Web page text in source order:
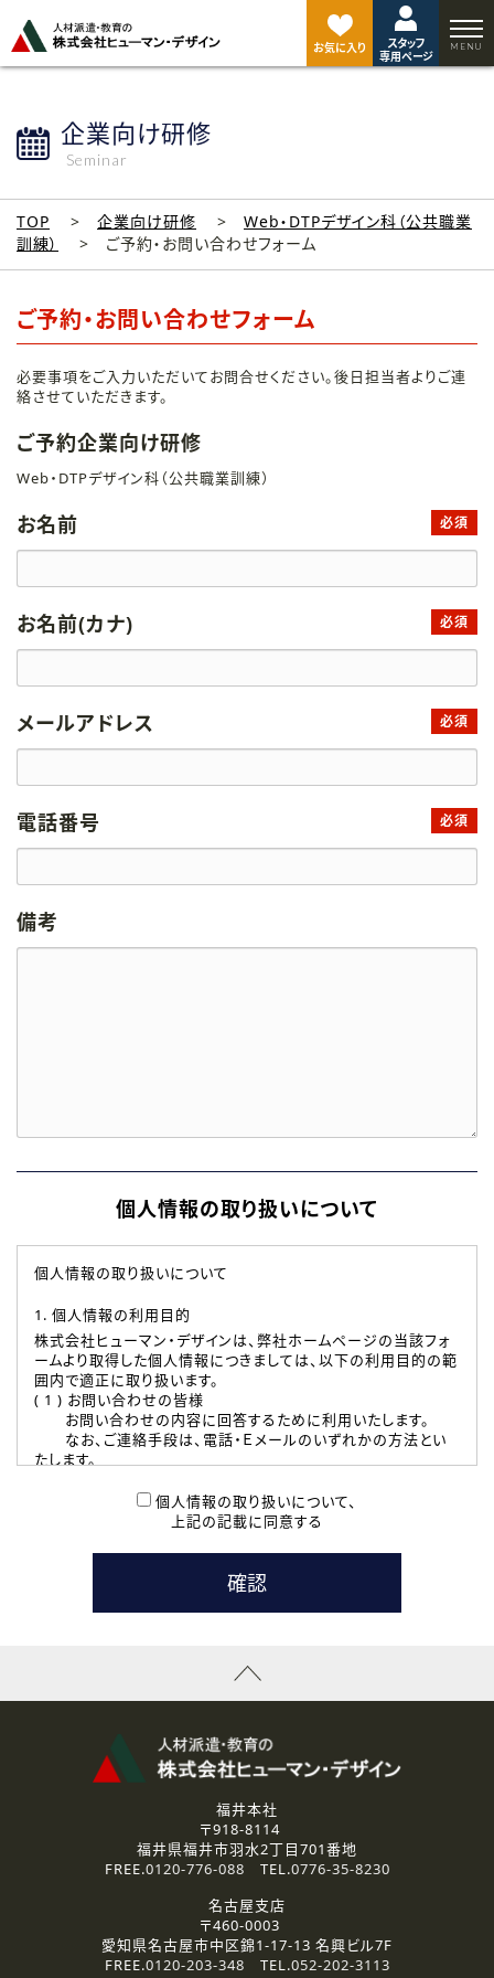
お気に入り
スタッフ
専用ページ
企業向け研修
Seminar
TOP 企業向け研修
Web・DTPデザイン科（公共職業
訓練）
ご予約・お問い合わせフォーム
ご予約・お問い合わせフォーム
必要事項をご入力いただいてお問合せください。後日担当者よりご連
絡させていただきます。
ご予約企業向け研修
Web・DTPデザイン科（公共職業訓練）
お名前 必須
お名前(カナ) 必須
メールアドレス 必須
電話番号 必須
備考
個人情報の取り扱いについて
個人情報の取り扱いについて
1. 個人情報の利用目的
株式会社ヒューマン・デザインは、弊社ホームページの当該フォ
ームより取得した個人情報につきましては、以下の利用目的の範
囲内で適正に取り扱います。
( 1 ) お問い合わせの皆様
お問い合わせの内容に回答するために利用いたします。
なお、ご連絡手段は、電話・Ｅメールのいずれかの方法とい
たします。
本登録に関するご連絡および本登録時の参考情報として利
たします。
( 3 ) スタッフ派遣を検討されている企業の皆様
お問い合わせの内容に回答するために利用いたします。
なお、ご連絡手段は、電話・Ｅメールのいずれかの方法とい
資料送付、受講相談に関するご連絡のために利用いたしま
その他、お問い合わせの内容に回答するために利用いたし
なお、ご連絡手段は、電話・Ｅメールのいずれかの方法とい
2.個人情報の第三者提供
ご提供いただいた個人情報は、法令等の規定に従う場合を除き、
3.個人情報の取り扱いの委託
弊社の定める個人情報保護の評価基準を満たした委託先に、個
人情報を委託する場合があります。
個人情報の取り扱いについて、
上記の記載に同意する
ジ
ト
福井本社
〒918-8114
福井県福井市羽水2丁目701番地
FREE.0120-776-088 TEL.0776-35-8230
名古屋支店
〒460-0003
愛知県名古屋市中区錦1-17-13 名興ビル7F
FREE.0120-203-348 TEL.052-202-3113